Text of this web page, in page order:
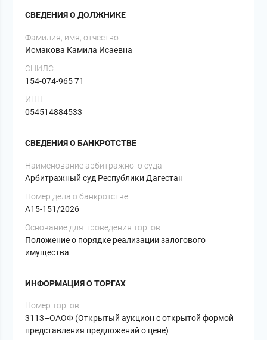
СВЕДЕНИЯ О ДОЛЖНИКЕ
Фамилия, имя, отчество
Исмакова Камила Исаевна
СНИЛС
154-074-965 71
ИНН
054514884533
СВЕДЕНИЯ О БАНКРОТСТВЕ
Наименование арбитражного суда
Арбитражный суд Республики Дагестан
Номер дела о банкротстве
А15-151/2026
Основание для проведения торгов
Положение о порядке реализации залогового
имущества
ИНФОРМАЦИЯ О ТОРГАХ
Номер торгов
3113–ОАОФ (Открытый аукцион с открытой формой
представления предложений о цене)